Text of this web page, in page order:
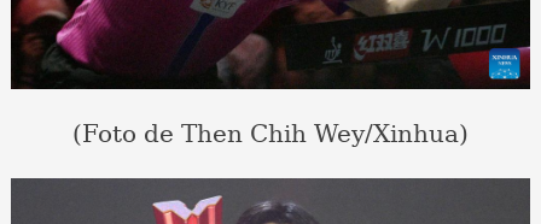
(Foto de Then Chih Wey/Xinhua)